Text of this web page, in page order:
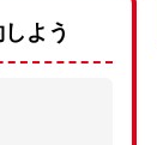
よう